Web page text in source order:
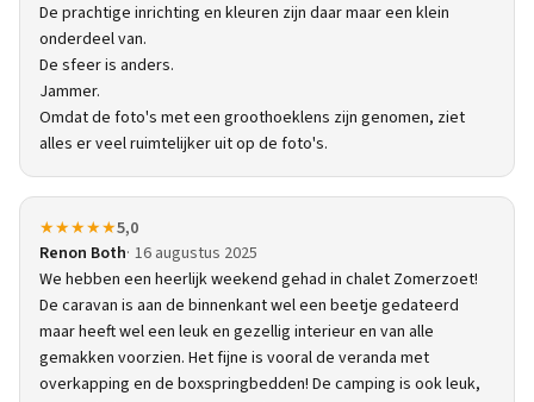
De prachtige inrichting en kleuren zijn daar maar een klein
onderdeel van.
De sfeer is anders.
Jammer.
Omdat de foto's met een groothoeklens zijn genomen, ziet
alles er veel ruimtelijker uit op de foto's.
★★★★★5,0
Renon Both 16 augustus 2025
We hebben een heerlijk weekend gehad in chalet Zomerzoet!
De caravan is aan de binnenkant wel een beetje gedateerd
maar heeft wel een leuk en gezellig interieur en van alle
gemakken voorzien. Het fijne is vooral de veranda met
overkapping en de boxspringbedden! De camping is ook leuk,